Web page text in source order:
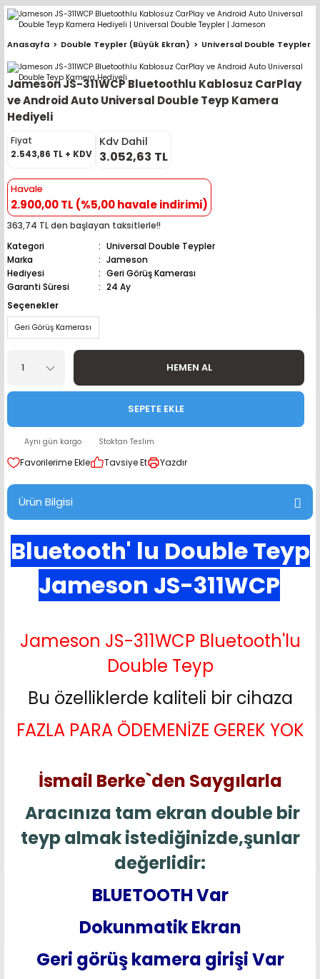
Geri Dön
Geri Dön
Teypler
Geri Dön
Geri Dön
Takımları
Takımları
Takımları
Hoparlör Takımları
Hoparlör Takımları
Takımları
Takımları
Hoparlör Takımları
Geri Dön
Geri Dön
Geri Dön
Geri Dön
İçinden Ekran Çıkan )
Geri Dön
Anasayfa Double Teypler (Büyük Ekran) Universal Double Teypler
Jameson JS-311WCP Bluetoothlu Kablosuz CarPlay
ve Android Auto Universal Double Teyp Kamera
Hediyeli
Fiyat
2.543,86 TL + KDV
Kdv Dahil
3.052,63 TL
Havale
2.900,00 TL (%5,00 havale indirimi)
363,74 TL den başlayan taksitlerle!!
Kategori
Universal Double Teypler
Marka
Jameson
Hediyesi
Geri Görüş Kamerası
Garanti Süresi
24 Ay
Seçenekler
Geri Görüş Kamerası
HEMEN AL
SEPETE EKLE
Aynı gün kargo Stoktan Teslim
Tavsiye Et Yazdır
Ürün Bilgisi
Bluetooth' lu Double Teyp
Jameson JS-311WCP
Jameson JS-311WCP Bluetooth'lu
Double Teyp
Bu özelliklerde kaliteli bir cihaza
FAZLA PARA ÖDEMENİZE GEREK YOK
İsmail Berke`den Saygılarla
Aracınıza tam ekran double bir
teyp almak istediğinizde,şunlar
değerlidir:
BLUETOOTH Var
Dokunmatik Ekran
Geri görüş kamera girişi Var